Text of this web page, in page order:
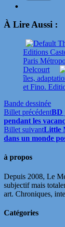
À Lire Aussi :
Editions
Paris
Delcourt
îles,
et Fino.
Bande dessinée
Billet précédentBD
pendant les
Billet suivantLittle
dans un monde
à propos
Depuis 2008, Le
subjectif mais
art. Chroniques,
Catégories